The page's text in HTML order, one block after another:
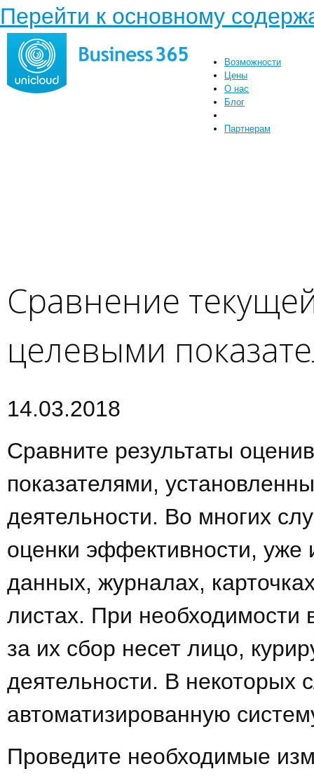
Перейти к основному
Возможности
Цены
О нас
Блог
Партнерам
Сравнение
целевыми
14.03.2018
Сравните результаты
показателями,
деятельности. Во многих
оценки эффективности,
данных, журналах,
листах. При необходимости
за их сбор несет лицо,
деятельности. В некоторых
автоматизированную
Проведите необходимые